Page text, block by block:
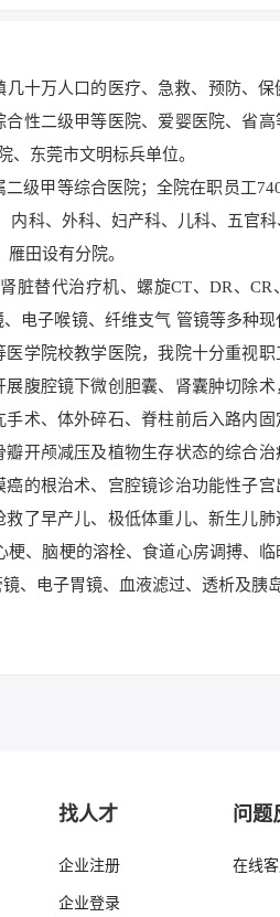
十万人口的医疗、急救、预防、
性二级甲等医院、爱婴医院、省高
、东莞市文明标兵单位。
甲等综合医院；全院在职员工
内科、外科、妇产科、儿科、五官
田设有分院。
脏替代治疗机、螺旋CT、DR、
电子喉镜、纤维支气 管镜等多种
学院校教学医院，我院十分重视职
腹腔镜下微创胆囊、肾囊肿切除
术、体外碎石、脊柱前后入路内固
开颅减压及植物生存状态的综合
的根治术、宫腔镜诊治功能性子宫
了早产儿、极低体重儿、新生儿
、脑梗的溶栓、食道心房调搏、
、电子胃镜、血液滤过、透析及胰
找人才
企业注册
企业登录
问题
在线